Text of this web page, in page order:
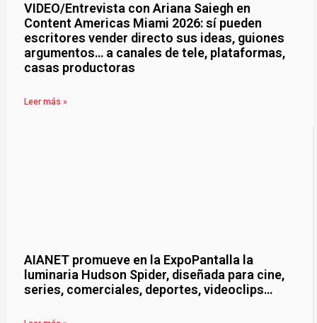
VIDEO/Entrevista con Ariana Saiegh en
Content Americas Miami 2026: sí pueden
escritores vender directo sus ideas, guiones
argumentos… a canales de tele, plataformas,
casas productoras
Leer más »
AIANET promueve en la ExpoPantalla la
luminaria Hudson Spider, diseñada para cine,
series, comerciales, deportes, videoclips…